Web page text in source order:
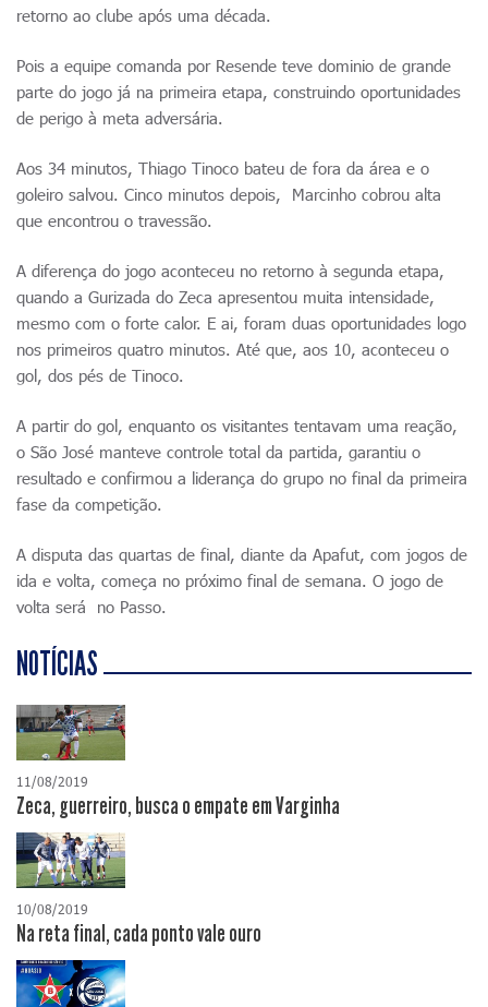
retorno ao clube após uma década.
Pois a equipe comanda por Resende teve dominio de grande
parte do jogo já na primeira etapa, construindo oportunidades
de perigo à meta adversária.
Aos 34 minutos, Thiago Tinoco bateu de fora da área e o
goleiro salvou. Cinco minutos depois, Marcinho cobrou alta
que encontrou o travessão.
A diferença do jogo aconteceu no retorno à segunda etapa,
quando a Gurizada do Zeca apresentou muita intensidade,
mesmo com o forte calor. E ai, foram duas oportunidades logo
nos primeiros quatro minutos. Até que, aos 10, aconteceu o
gol, dos pés de Tinoco.
A partir do gol, enquanto os visitantes tentavam uma reação,
o São José manteve controle total da partida, garantiu o
resultado e confirmou a liderança do grupo no final da primeira
fase da competição.
A disputa das quartas de final, diante da Apafut, com jogos de
ida e volta, começa no próximo final de semana. O jogo de
volta será no Passo.
NOTÍCIAS
11/08/2019
Zeca, guerreiro, busca o empate em Varginha
10/08/2019
Na reta final, cada ponto vale ouro